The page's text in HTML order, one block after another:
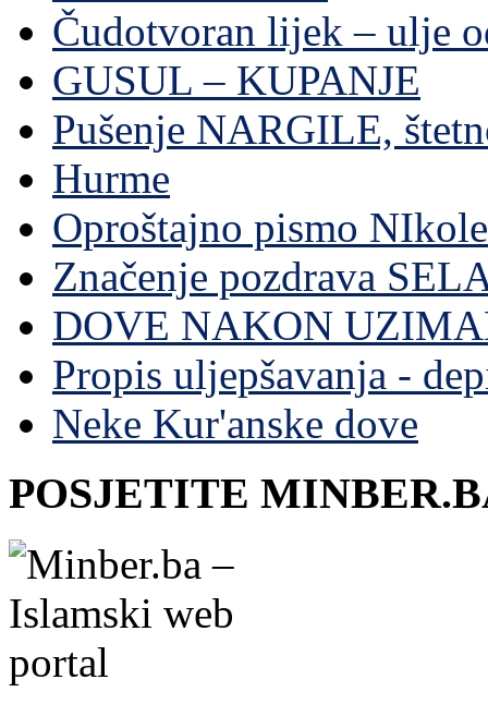
Čudotvoran lijek – ulje
GUSUL – KUPANJE
Pušenje NARGILE,
Hurme
Oproštajno pismo
Značenje pozdrava
DOVE NAKON
Propis uljepšavanja -
Neke Kur'anske dove
POSJETITE